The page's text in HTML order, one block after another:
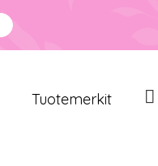
Tuotemerkit